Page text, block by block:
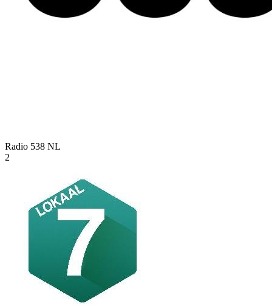
Radio 538 NL
2